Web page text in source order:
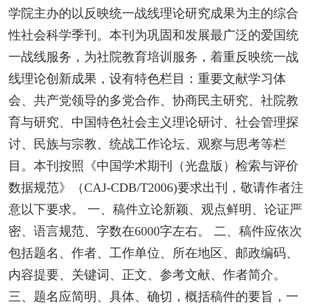
学院主办的以反映统一战线理论研究成果为主的综合
性社会科学季刊。本刊为巩固和发展最广泛的爱国统
一战线服务，为社院教育培训服务，着重反映统一战
线理论创新成果，设有特色栏目：重要文献学习体
会、共产党领导的多党合作、协商民主研究、社院教
育与研究、中国特色社会主义理论研讨、社会管理探
讨、民族与宗教、统战工作论坛、观察与思考等栏
目。本刊按照《中国学术期刊（光盘版）检索与评价
数据规范》（CAJ-CDB/T2006)要求出刊，敬请作者注
意以下要求。 一、稿件立论新颖、观点鲜明、论证严
密、语言规范、字数在6000字左右。 二、稿件应依次
包括题名、作者、工作单位、所在地区、邮政编码、
内容提要、关键词、正文、参考文献、作者简介。
三、题名应简明、具体、确切，概括稿件的要旨，一